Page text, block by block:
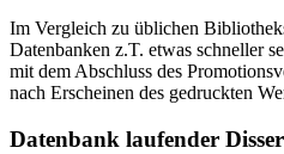
Im Vergleich zu üblichen
Datenbanken z.T. etwas schneller
mit dem Abschluss des
nach Erscheinen des gedruckten
Datenbank laufender